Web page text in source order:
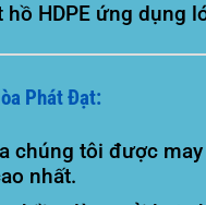
hồ HDPE ứng dụng
Phát Đạt:
chúng tôi được
nhất.